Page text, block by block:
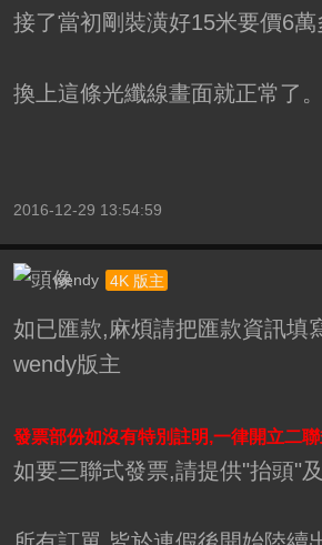
接了當初剛裝潢好15米要價6
換上這條光纖線畫面就正常了。
2016-12-29 13:54:59
wendy 4K 版主
如已匯款,麻煩請把匯款資訊填
wendy版主
發票部份如沒有特別註明,一律開立二
如要三聯式發票,請提供"抬頭"